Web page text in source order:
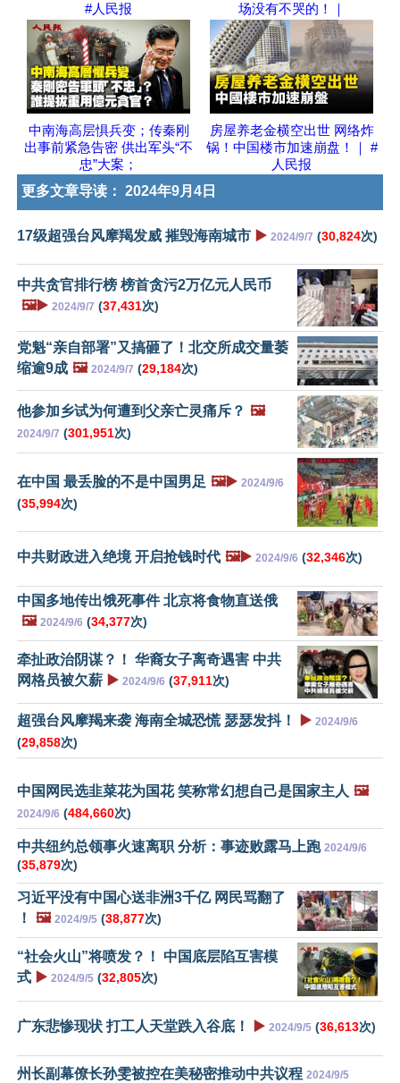
#人民报
场没有不哭的！｜
中南海高层惧兵变；传秦刚
出事前紧急告密 供出军头“不
忠”大案；
房屋养老金横空出世 网络炸
锅！中国楼市加速崩盘！｜ #
人民报
更多文章导读： 2024年9月4日
17级超强台风摩羯发威 摧毁海南城市 ▶️ 2024/9/7 (30,824次)
中共贪官排行榜 榜首贪污2万亿元人民币
🖼️▶️ 2024/9/7 (37,431次)
党魁“亲自部署”又搞砸了！北交所成交量萎
缩逾9成 🖼️ 2024/9/7 (29,184次)
他参加乡试为何遭到父亲亡灵痛斥？ 🖼️
2024/9/7 (301,951次)
在中国 最丢脸的不是中国男足 🖼️▶️ 2024/9/6
(35,994次)
中共财政进入绝境 开启抢钱时代 🖼️▶️ 2024/9/6 (32,346次)
中国多地传出饿死事件 北京将食物直送俄
🖼️ 2024/9/6 (34,377次)
牵扯政治阴谋？！ 华裔女子离奇遇害 中共
网格员被欠薪 ▶️ 2024/9/6 (37,911次)
超强台风摩羯来袭 海南全城恐慌 瑟瑟发抖！ ▶️ 2024/9/6
(29,858次)
中国网民选韭菜花为国花 笑称常幻想自己是国家主人 🖼️
2024/9/6 (484,660次)
中共纽约总领事火速离职 分析：事迹败露马上跑 2024/9/6
(35,879次)
习近平没有中国心送非洲3千亿 网民骂翻了
！
🖼️ 2024/9/5 (38,877次)
“社会火山”将喷发？！ 中国底层陷互害模
式 ▶️ 2024/9/5 (32,805次)
广东悲惨现状 打工人天堂跌入谷底！ ▶️ 2024/9/5 (36,613次)
州长副幕僚长孙雯被控在美秘密推动中共议程 2024/9/5